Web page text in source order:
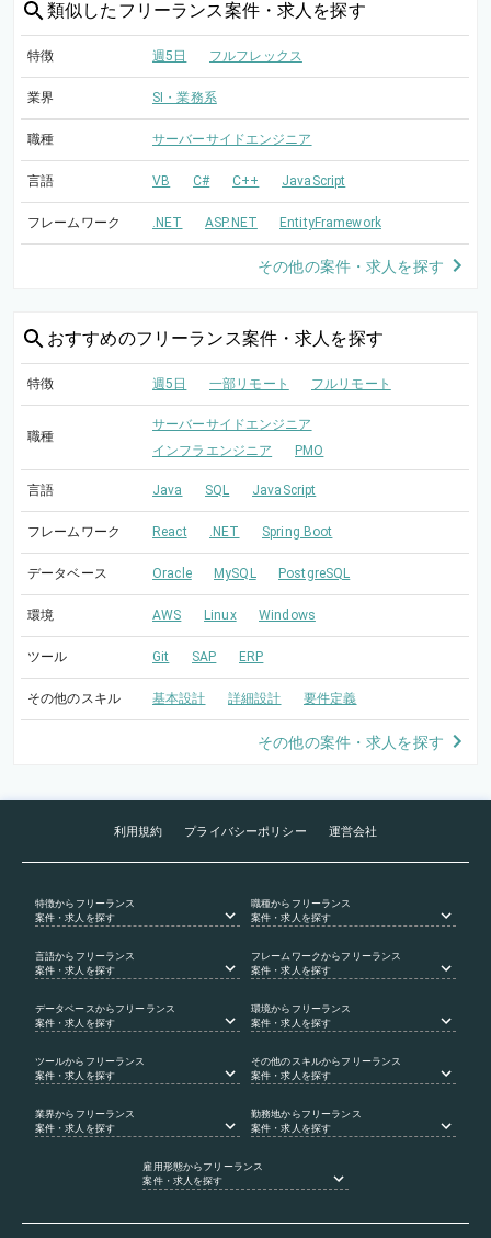
類似した フリーランス案件・求人を探す
特徴 週5日 フルフレックス
業界 SI・業務系
職種 サーバーサイドエンジニア
言語 VB C# C++ JavaScript
フレームワーク .NET ASP.NET EntityFramework
その他の案件・求人を探す
おすすめのフリーランス案件・求人を探す
特徴 週5日 一部リモート フルリモート
職種
サーバーサイドエンジニア
インフラエンジニア
PMO
言語 Java SQL JavaScript
フレームワーク React .NET Spring Boot
データベース Oracle MySQL PostgreSQL
環境 AWS Linux Windows
ツール Git SAP ERP
その他のスキル 基本設計 詳細設計 要件定義
その他の案件・求人を探す
利用規約 プライバシーポリシー 運営会社
特徴からフリーランス
案件・求人を探す
職種からフリーランス
案件・求人を探す
言語からフリーランス
案件・求人を探す
フレームワークからフリーランス
案件・求人を探す
データベース からフリーランス
案件・求人を探す
環境からフリーランス
案件・求人を探す
ツールからフリーランス
案件・求人を探す
その他のスキルからフリーランス
案件・求人を探す
業界からフリーランス
案件・求人を探す
勤務地からフリーランス
案件・求人を探す
雇用形態からフリーランス
案件・求人を探す